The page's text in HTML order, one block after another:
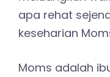
apa rehat
keseharian
Moms adalah